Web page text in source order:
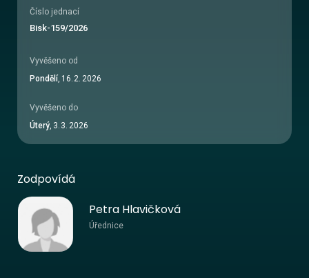
Číslo jednací
Bisk-159/2026
Vyvěšeno od
Pondělí, 16. 2. 2026
Vyvěšeno do
Úterý, 3. 3. 2026
Zodpovídá
Petra Hlavičková
Úřednice